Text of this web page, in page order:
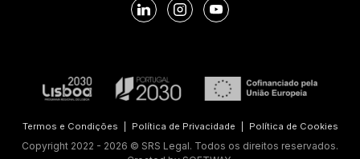
Termos e Condições Política de Privacidade Política de Cookies
Copyright 2022 - 2026 © SRS Legal. Todos os direitos reservados.